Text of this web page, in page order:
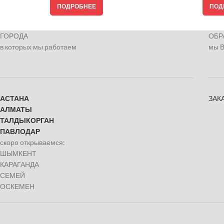
ПОДРОБНЕЕ
ГОРОДА
в которых мы работаем
АСТАНА
АЛМАТЫ
ТАЛДЫКОРГАН
ПАВЛОДАР
скоро открываемся:
ШЫМКЕНТ
КАРАГАНДА
СЕМЕЙ
ОСКЕМЕН
мы